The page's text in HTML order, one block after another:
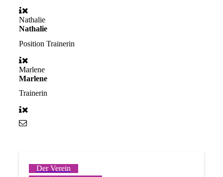
Nathalie
Nathalie
Position Trainerin
Marlene
Marlene
Trainerin
Der Verein